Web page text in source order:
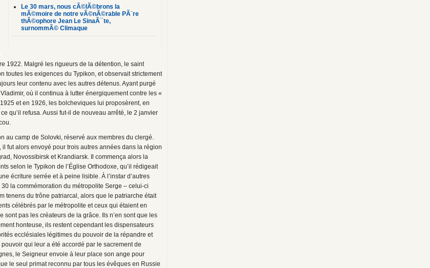
Le 30 mars, nous cÃ©lÃ©brons la
mÃ©moire de notre vÃ©nÃ©rable PÃ¨re
thÃ©ophore Jean Le SinaÃ¯te,
surnommÃ© Climaque
1922. Malgré les rigueurs de la détention, le saint
toutes les exigences du Typikon, et observait strictement
leur contenu avec les autres détenus. Ayant purgé
où il continua à lutter énergiquement contre les «
et en 1926, les bolcheviques lui proposèrent, en
qu’il refusa. Aussi fut-il de nouveau arrêté, le 2 janvier
au camp de Solovki, réservé aux membres du clergé.
fut alors envoyé pour trois autres années dans la région
Novossibirsk et Krandiarsk. Il commença alors la
selon le Typikon de l’Église Orthodoxe, qu’il rédigeait
écriture serrée et à peine lisible. À l’instar d’autres
la commémoration du métropolite Serge – celui-ci
tenens du trône patriarcal, alors que le patriarche était
célébrés par le métropolite et ceux qui étaient en
pas les créateurs de la grâce. Ils n’en sont que les
honteuse, ils restent cependant les dispensateurs
ecclésiales légitimes du pouvoir de la répandre et
qui leur a été accordé par le sacrement de
le Seigneur envoie à leur place son ange pour
le seul primat reconnu par tous les évêques en Russie